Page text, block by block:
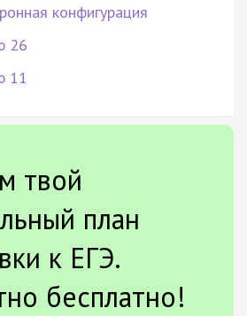
конфигурация
26
11
твой
план
к ЕГЭ.
бесплатно!